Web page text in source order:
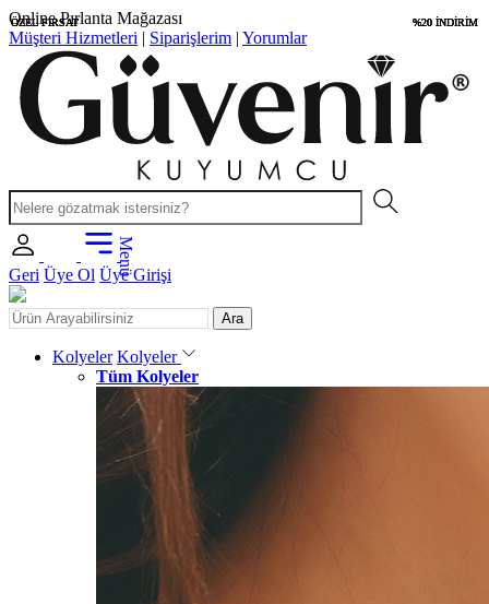
Uygun Fiyatlar
Müşteri Hizmetleri | Siparişlerim | Yorumlar
Menü
Geri Üye Ol Üye Girişi
Ara
Kolyeler Kolyeler
Tüm Kolyeler
ÖZEL FIRSAT %20 İNDİRİM
ÖZEL FIRSAT %20 İNDİRİM
ÖZEL FIRSAT %20 İNDİRİM
ÖZEL FIRSAT %20 İNDİRİM